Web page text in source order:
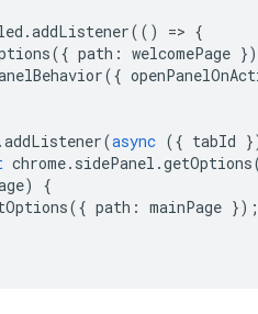
.addListener(() => {
({ path : welcomePage
({
.addListener(async ({ tabId
chrome. sidePanel .getOptions
)
{
({ path : mainPage });